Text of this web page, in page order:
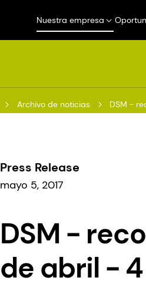
Nuestra empresa
Archivo de noticias DSM -
Press Release
mayo 5, 2017
DSM -
de abril -